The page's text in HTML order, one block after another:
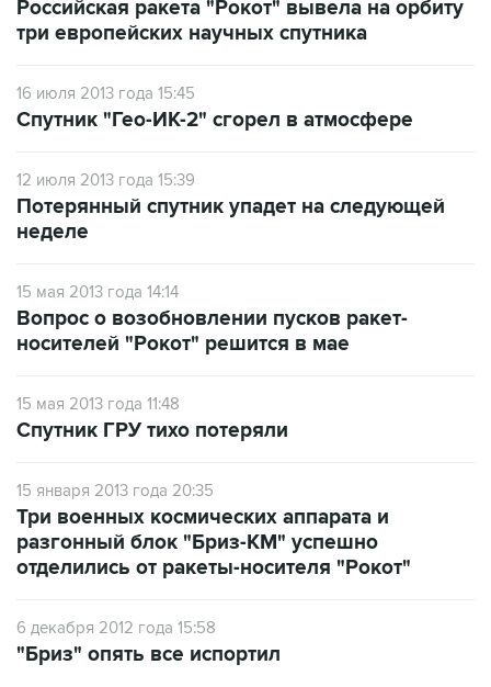
Российская ракета "Рокот" вывела на орбиту
три европейских научных спутника
16 июля 2013 года 15:45
Спутник "Гео-ИК-2" сгорел в атмосфере
12 июля 2013 года 15:39
Потерянный спутник упадет на следующей
неделе
15 мая 2013 года 14:14
Вопрос о возобновлении пусков ракет-
носителей "Рокот" решится в мае
15 мая 2013 года 11:48
Спутник ГРУ тихо потеряли
15 января 2013 года 20:35
Три военных космических аппарата и
разгонный блок "Бриз-КМ" успешно
отделились от ракеты-носителя "Рокот"
6 декабря 2012 года 15:58
"Бриз" опять все испортил